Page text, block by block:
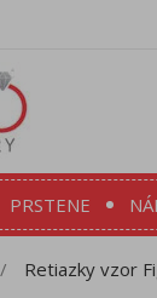
PRSTENE
Retiazky vzor